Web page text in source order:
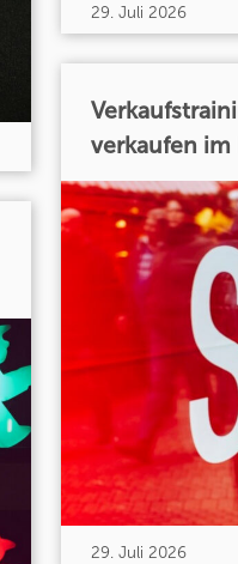
29. Juli 2026
verkaufen im
29. Juli 2026